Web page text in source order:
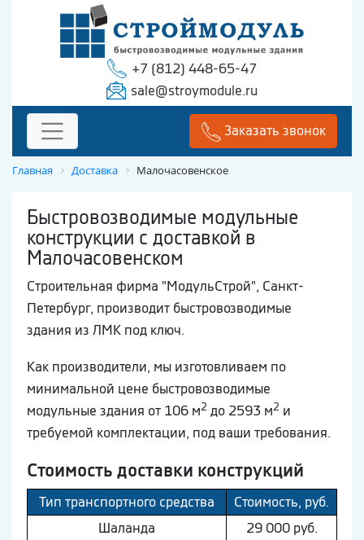
+7 (812) 448-65-47
sale@stroymodule.ru
Заказать звонок
Главная Доставка Малочасовенское
Быстровозводимые модульные
конструкции с доставкой в
Малочасовенском
Строительная фирма "МодульСтрой", Санкт-
Петербург, производит быстровозводимые
здания из ЛМК под ключ.
Как производители, мы изготовливаем по
минимальной цене быстровозводимые
модульные здания от 106 м2 до 2593 м2 и
требуемой комплектации, под ваши требования.
Стоимость доставки конструкций
Тип транспортного средства
Стоимость, руб.
Шaлaнда
29 000 руб.